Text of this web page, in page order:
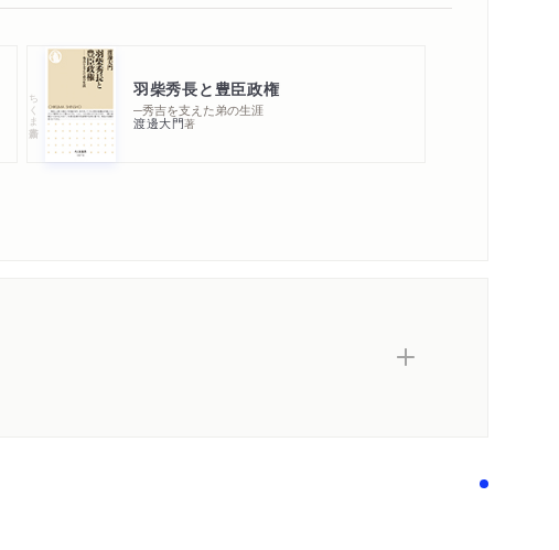
ちくま新書 羽柴秀長と豊臣政権
─秀吉を支えた弟の生涯
渡邊大門著